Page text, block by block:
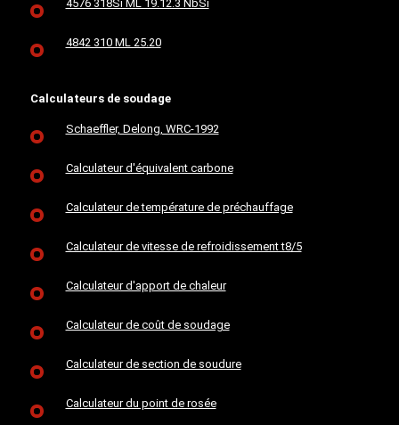
4576 318Si ML 19.12.3 NbSi
4842 310 ML 25.20
Calculateurs de soudage
Schaeffler, Delong, WRC-1992
Calculateur d'équivalent carbone
Calculateur de température de préchauffage
Calculateur de vitesse de refroidissement t8/5
Calculateur d'apport de chaleur
Calculateur de coût de soudage
Calculateur de section de soudure
Calculateur du point de rosée